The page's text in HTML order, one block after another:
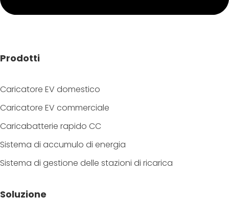
Prodotti
Caricatore EV domestico
Caricatore EV commerciale
Caricabatterie rapido CC
Sistema di accumulo di energia
Sistema di gestione delle stazioni di ricarica
Soluzione